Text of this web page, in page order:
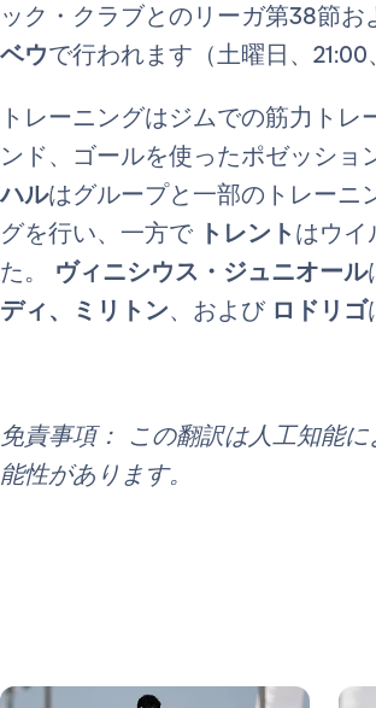
ック・クラブとのリーガ第38節
ベウで行われます（土曜日、
トレーニングはジムでの筋力ト
ンド、ゴールを使ったポゼッショ
ハルはグループと一部のトレーニ
グを行い、一方で トレント はウイ
た。 ヴィニシウス・ジュニオール
ディ、ミリトン、および ロドリゴ
免責事項： この翻訳は人工知能
能性があります。